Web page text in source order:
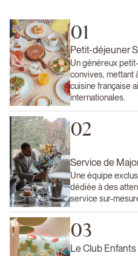
01
Petit-déjeuner
Un généreux
convives, mettant
cuisine française
internationales.
02
Service de
Une équipe
dédiée à des
service sur-
03
Le Club